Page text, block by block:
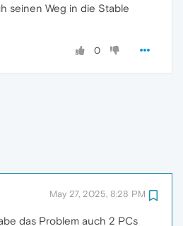
seinen Weg in die Stable
0
May 27, 2025, 8:28 PM
das Problem auch 2 PCs